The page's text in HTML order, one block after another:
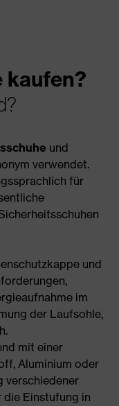
kaufen?
und
verwendet.
für
und
im
der Laufsohle,
mit einer
Aluminium oder
verschiedener
Einstufung in